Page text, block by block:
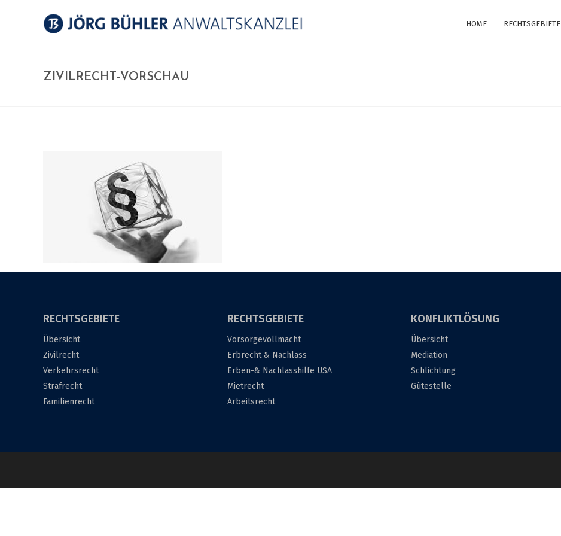
HOME RECHTSGEBIETE
ZIVILRECHT-VORSCHAU
RECHTSGEBIETE
Übersicht
Zivilrecht
Verkehrsrecht
Strafrecht
Familienrecht
RECHTSGEBIETE
Vorsorgevollmacht
Erbrecht & Nachlass
Erben-& Nachlasshilfe USA
Mietrecht
Arbeitsrecht
KONFLIKTLÖSUNG
Übersicht
Mediation
Schlichtung
Gütestelle